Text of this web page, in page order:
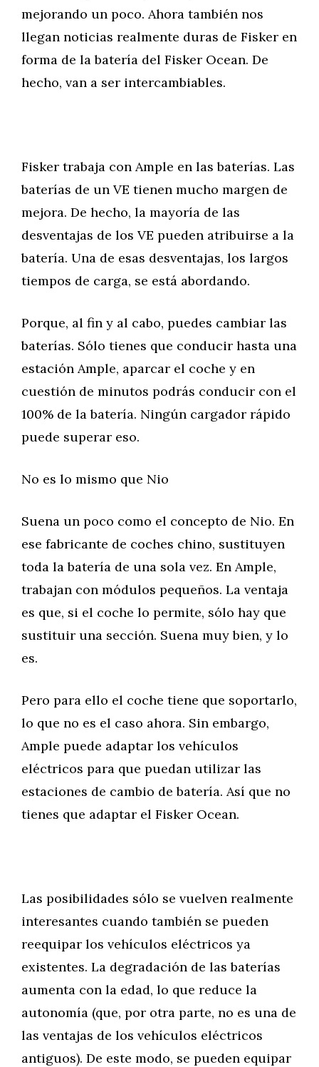
mejorando un poco. Ahora también nos
llegan noticias realmente duras de Fisker en
forma de la batería del Fisker Ocean. De
hecho, van a ser intercambiables.
Fisker trabaja con Ample en las baterías. Las
baterías de un VE tienen mucho margen de
mejora. De hecho, la mayoría de las
desventajas de los VE pueden atribuirse a la
batería. Una de esas desventajas, los largos
tiempos de carga, se está abordando.
Porque, al fin y al cabo, puedes cambiar las
baterías. Sólo tienes que conducir hasta una
estación Ample, aparcar el coche y en
cuestión de minutos podrás conducir con el
100% de la batería. Ningún cargador rápido
puede superar eso.
No es lo mismo que Nio
Suena un poco como el concepto de Nio. En
ese fabricante de coches chino, sustituyen
toda la batería de una sola vez. En Ample,
trabajan con módulos pequeños. La ventaja
es que, si el coche lo permite, sólo hay que
sustituir una sección. Suena muy bien, y lo
es.
Pero para ello el coche tiene que soportarlo,
lo que no es el caso ahora. Sin embargo,
Ample puede adaptar los vehículos
eléctricos para que puedan utilizar las
estaciones de cambio de batería. Así que no
tienes que adaptar el Fisker Ocean.
Las posibilidades sólo se vuelven realmente
interesantes cuando también se pueden
reequipar los vehículos eléctricos ya
existentes. La degradación de las baterías
aumenta con la edad, lo que reduce la
autonomía (que, por otra parte, no es una de
las ventajas de los vehículos eléctricos
antiguos). De este modo, se pueden equipar